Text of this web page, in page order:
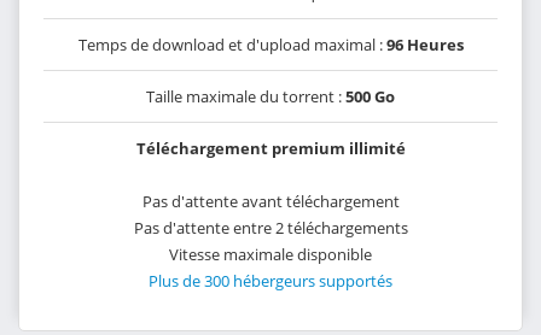
Temps de download et d'upload maximal :96 Heures
Taille maximale du torrent :500 Go
Téléchargement premium illimité
Pas d'attente avant téléchargement
Pas d'attente entre 2 téléchargements
Vitesse maximale disponible
Plus de 300 hébergeurs supportés